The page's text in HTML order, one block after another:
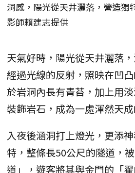
洞感，陽光從天井灑落，營造獨
影師賴建志提供
天氣好時，陽光從天井灑落
經過光線的反射，照映在凹
於岩洞內長有青苔，加上用
裝飾岩石，成為一處渾然天成
入夜後涵洞打上燈光，更添
特，整條長50公尺的隧道，
道」，遊客將其與金門的「